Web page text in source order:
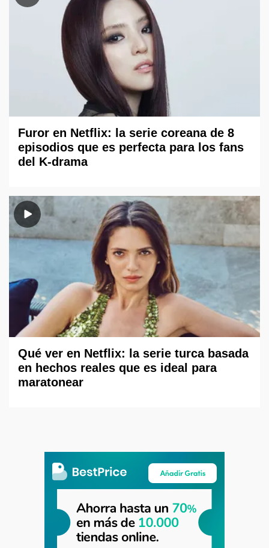
Furor en Netflix: la serie coreana de 8
episodios que es perfecta para los fans
del K-drama
Qué ver en Netflix: la serie turca basada
en hechos reales que es ideal para
maratonear